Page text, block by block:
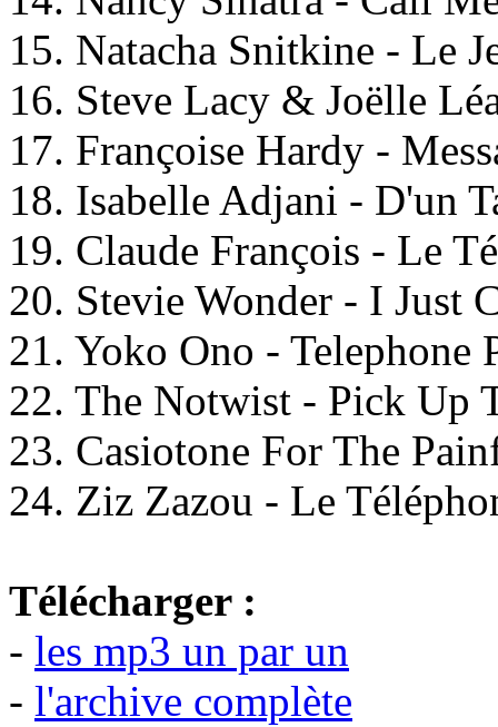
15. Natacha Snitkine - Le
16. Steve Lacy & Joëlle
17. Françoise Hardy -
18. Isabelle Adjani - D'un
19. Claude François - Le
20. Stevie Wonder - I Just
21. Yoko Ono - Telephone
22. The Notwist - Pick Up
23. Casiotone For The
24. Ziz Zazou - Le
Télécharger :
- les mp3 un par un
- l'archive complète